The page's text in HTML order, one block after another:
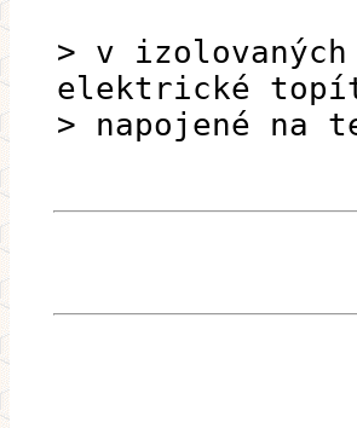
> v
elektrické
> napojené na